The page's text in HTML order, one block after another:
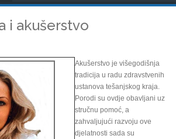
i akušerstvo
Akušerstvo je višegodišnja
tradicija u radu zdravstvenih
ustanova tešanjskog kraja.
Porodi su ovdje obavljani uz
stručnu pomoć, a
zahvaljujući razvoju ove
djelatnosti sada su